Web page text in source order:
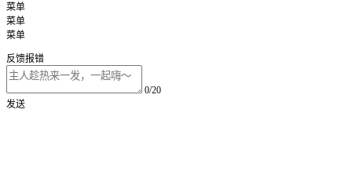
菜单
菜单
菜单
反馈报错
0/20
发送